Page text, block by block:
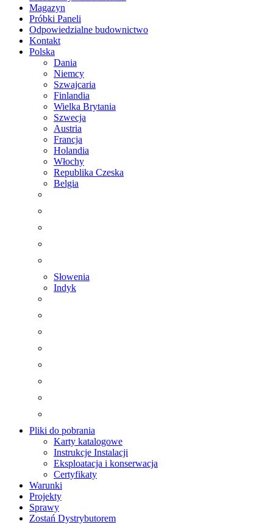
Magazyn
Próbki Paneli
Odpowiedzialne budownictwo
Kontakt
Polska
Dania
Niemcy
Szwajcaria
Finlandia
Wielka Brytania
Szwecja
Austria
Francja
Holandia
Włochy
Republika Czeska
Belgia
Słowenia
Indyk
Pliki do pobrania
Karty katalogowe
Instrukcje Instalacji
Eksploatacja i konserwacja
Certyfikaty
Warunki
Projekty
Sprawy
Zostań Dystrybutorem